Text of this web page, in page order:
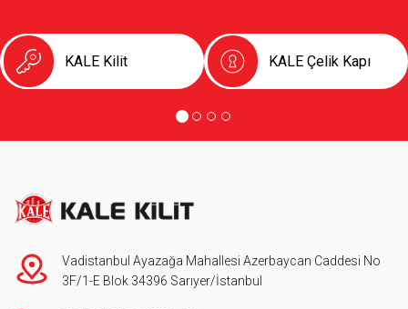
KALE Kilit KALE Çelik Kapı
Vadistanbul Ayazağa Mahallesi Azerbaycan Caddesi No
3F/1-E Blok 34396 Sarıyer/İstanbul